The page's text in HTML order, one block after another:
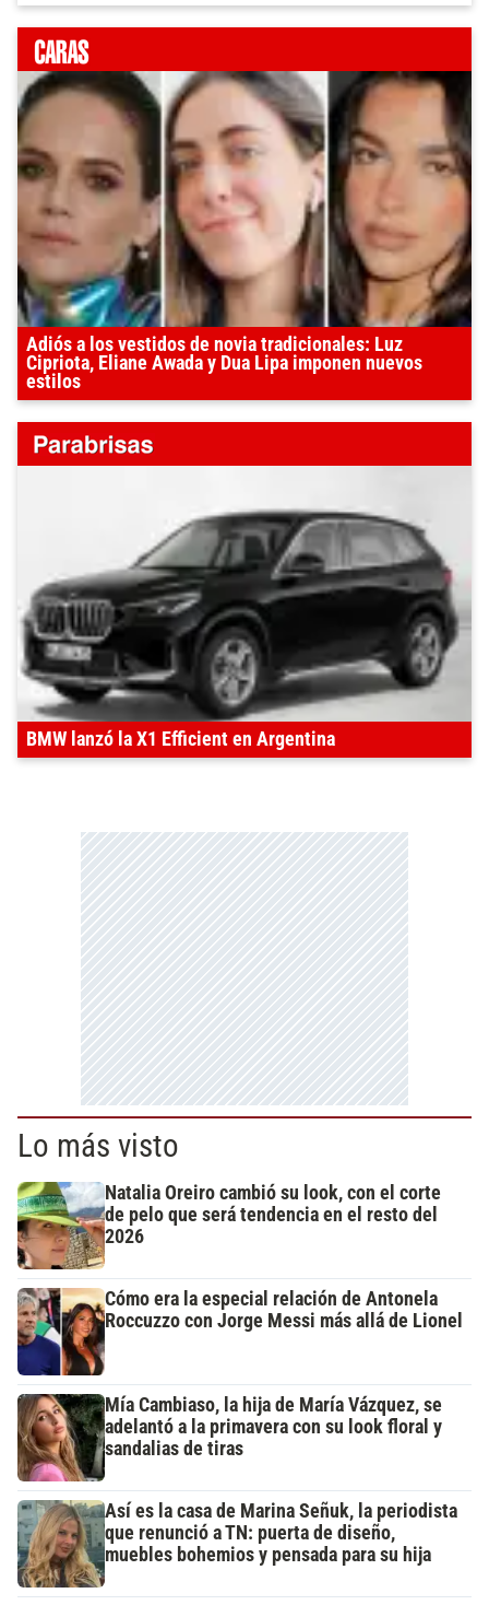
Adiós a los vestidos de novia tradicionales: Luz
Cipriota, Eliane Awada y Dua Lipa imponen nuevos
estilos
BMW lanzó la X1 Efficient en Argentina
Lo más visto
Natalia Oreiro cambió su look, con el corte
de pelo que será tendencia en el resto del
2026
Cómo era la especial relación de Antonela
Roccuzzo con Jorge Messi más allá de Lionel
Mía Cambiaso, la hija de María Vázquez, se
adelantó a la primavera con su look floral y
sandalias de tiras
Así es la casa de Marina Señuk, la periodista
que renunció a TN: puerta de diseño,
muebles bohemios y pensada para su hija